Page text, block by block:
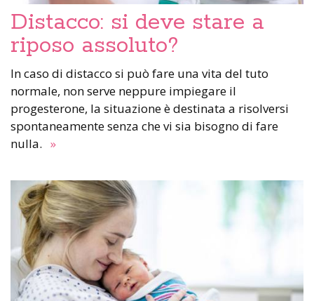
Distacco: si deve stare a
riposo assoluto?
In caso di distacco si può fare una vita del tuto
normale, non serve neppure impiegare il
progesterone, la situazione è destinata a risolversi
spontaneamente senza che vi sia bisogno di fare
nulla. »